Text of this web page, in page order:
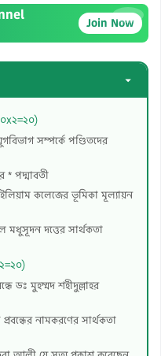
×
Join Now
সম্পর্কে পণ্ডিতদের
* পদ্মাবতী
কলেজের ভূমিকা মূল্যায়ন
মধুসূদন দত্তের সার্থকতা
ডঃ মুহম্মদ শহীদুল্লাহর
নামকরণের সার্থকতা